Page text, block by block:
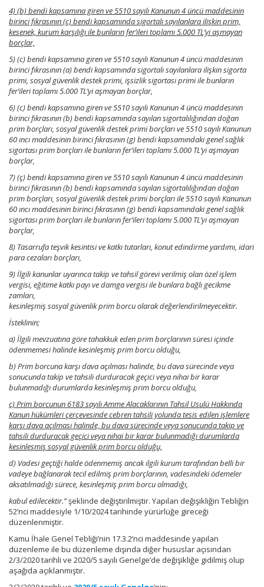
4) (b) bendi kapsamına giren ve 5510 sayılı Kanunun 4 üncü maddesinin
birinci fıkrasının (c) bendi kapsamında sigortalı sayılanlara ilişkin prim,
kesenek, kurum karşılığı ile bunların fer’ileri toplamı 5.000 TL’yi aşmayan
borçlar,
5) (c) bendi kapsamına giren ve 5510 sayılı Kanunun 4 üncü maddesinin
birinci fıkrasının (a) bendi kapsamında sigortalı sayılanlara ilişkin sigorta
primi, sosyal güvenlik destek primi, işsizlik sigortası primi ile bunların
fer’ileri toplamı 5.000 TL’yi aşmayan borçlar,
6) (c) bendi kapsamına giren ve 5510 sayılı Kanunun 4 üncü maddesinin
birinci fıkrasının (b) bendi kapsamında sayılan sigortalılığından doğan
prim borçları, sosyal güvenlik destek primi borçları ve 5510 sayılı Kanunun
60 ıncı maddesinin birinci fıkrasının (g) bendi kapsamındaki genel sağlık
sigortası prim borçları ile bunların fer’ileri toplamı 5.000 TL’yi aşmayan
borçlar,
7) (ç) bendi kapsamına giren ve 5510 sayılı Kanunun 4 üncü maddesinin
birinci fıkrasının (b) bendi kapsamında sayılan sigortalılığından doğan
prim borçları, sosyal güvenlik destek primi borçları ile 5510 sayılı Kanunun
60 ıncı maddesinin birinci fıkrasının (g) bendi kapsamındaki genel sağlık
sigortası prim borçları ile bunların fer’ileri toplamı 5.000 TL’yi aşmayan
borçlar,
8) Tasarrufa teşvik kesintisi ve katkı tutarları, konut edindirme yardımı, idari
para cezaları borçları,
9) İlgili kanunlar uyarınca takip ve tahsil görevi verilmiş olan özel işlem
vergisi, eğitime katkı payı ve damga vergisi ile bunlara bağlı gecikme
zamları,
kesinleşmiş sosyal güvenlik prim borcu olarak değerlendirilmeyecektir.
İsteklinin;
a) İlgili mevzuatına göre tahakkuk eden prim borçlarının süresi içinde
ödenmemesi halinde kesinleşmiş prim borcu olduğu,
b) Prim borcuna karşı dava açılması halinde, bu dava sürecinde veya
sonucunda takip ve tahsili durduracak geçici veya nihai bir karar
bulunmadığı durumlarda kesinleşmiş prim borcu olduğu,
c) Prim borcunun 6183 sayılı Amme Alacaklarının Tahsil Usulü Hakkında
Kanun hükümleri çerçevesinde cebren tahsili yolunda tesis edilen işlemlere
karşı dava açılması halinde, bu dava sürecinde veya sonucunda takip ve
tahsili durduracak geçici veya nihai bir karar bulunmadığı durumlarda
kesinleşmiş sosyal güvenlik prim borcu olduğu,
d) Vadesi geçtiği halde ödenmemiş ancak ilgili kurum tarafından belli bir
vadeye bağlanarak tecil edilmiş prim borçlarının, vadesindeki ödemeler
aksatılmadığı sürece, kesinleşmiş prim borcu olmadığı,
kabul edilecektir.”şeklinde değiştirilmiştir. Yapılan değişikliğin Tebliğin
52’nci maddesiyle 1/10/2024 tarihinde yürürlüğe gireceği
düzenlenmiştir.
Kamu İhale Genel Tebliği’nin 17.3.2’nci maddesinde yapılan
düzenleme ile bu düzenleme dışında diğer hususlar açısından
2/3/2020 tarihli ve 2020/5 sayılı Genelge’de değişikliğe gidilmiş olup
aşağıda açıklanmıştır.